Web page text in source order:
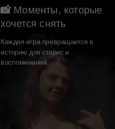
📸 Моменты, которые
хочется снять
Каждая игра превращается в
историю для сторис и
воспоминаний.